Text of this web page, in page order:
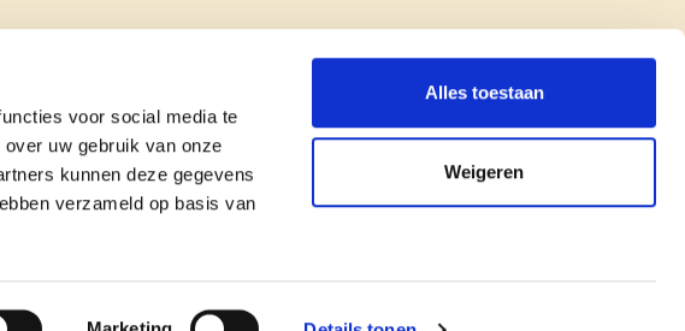
voor social media te
uw gebruik van onze
kunnen deze gegevens
verzameld op basis van
Alles toestaan
Weigeren